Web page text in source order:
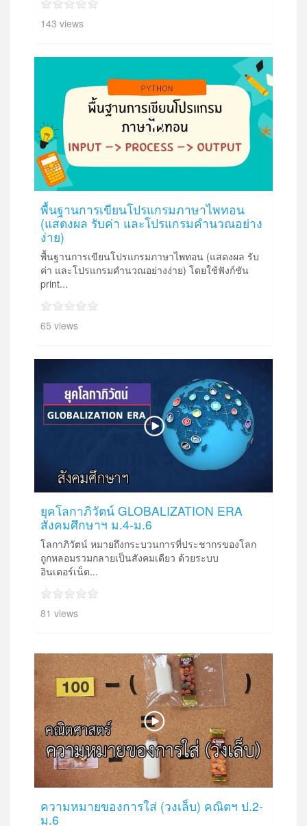
143 views
พื้นฐานการเขียนโปรแกรมภาษาไพทอน
(แสดงผล รับค่า และโปรแกรมคำนวณอย่าง
ง่าย)
พื้นฐานการเขียนโปรแกรมภาษาไพทอน (แสดงผล รับ
ค่า และโปรแกรมคำนวณอย่างง่าย) โดยใช้ฟังก์ชัน
print...
65 views
ยุคโลกาภิวัตน์ GLOBALIZATION ERA
สังคมศึกษาฯ ม.4-ม.6
โลกาภิวัตน์ หมายถึงกระบวนการที่ประชากรของโลก
ถูกหลอมรวมกลายเป็นสังคมเดียว ด้วยระบบ
อินเตอร์เน็ต...
81 views
ความหมายของการใส่ (วงเล็บ) คณิตฯ ป.2-
ม.6